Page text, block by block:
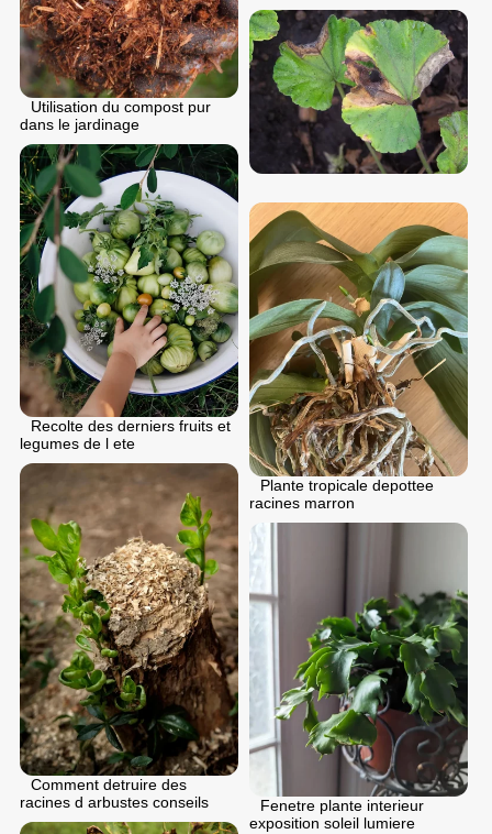
Utilisation du compost pur
dans le jardinage
Recolte des derniers fruits et
legumes de l ete
Plante tropicale depottee
racines marron
Comment detruire des
racines d arbustes conseils
Fenetre plante interieur
exposition soleil lumiere